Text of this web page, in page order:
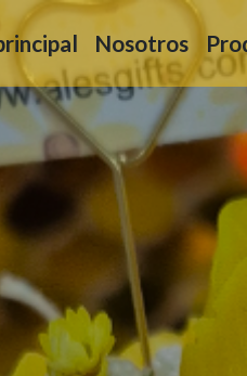
Nosotros